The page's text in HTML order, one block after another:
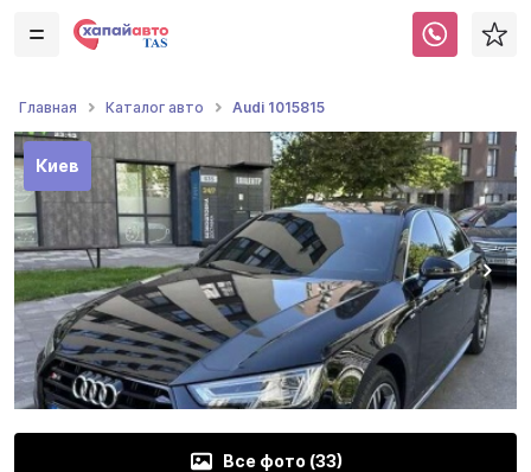
Главная Каталог авто Audi 1015815
Киев
Все фото (33)